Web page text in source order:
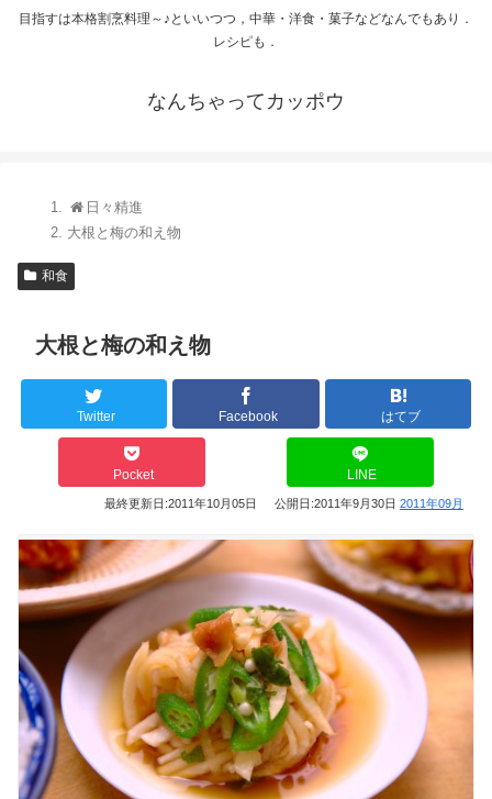
目指すは本格割烹料理～♪といいつつ，中華・洋食・菓子などなんでもあり．
レシピも．
なんちゃってカッポウ
日々精進
大根と梅の和え物
和食
大根と梅の和え物
Twitter Facebook はてブ
Pocket LINE
最終更新日:2011年10月05日 公開日:2011年9月30日 2011年09月